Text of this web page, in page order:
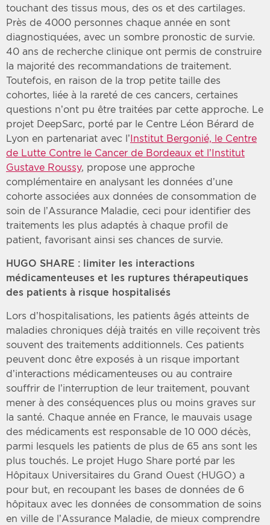
touchant des tissus mous, des os et des cartilages.
Près de 4000 personnes chaque année en sont
diagnostiquées, avec un sombre pronostic de survie.
40 ans de recherche clinique ont permis de construire
la majorité des recommandations de traitement.
Toutefois, en raison de la trop petite taille des
cohortes, liée à la rareté de ces cancers, certaines
questions n’ont pu être traitées par cette approche. Le
projet DeepSarc, porté par le Centre Léon Bérard de
Lyon en partenariat avec l’Institut Bergonié, le Centre
de Lutte Contre le Cancer de Bordeaux et l’Institut
Gustave Roussy, propose une approche
complémentaire en analysant les données d’une
cohorte associées aux données de consommation de
soin de l’Assurance Maladie, ceci pour identifier des
traitements les plus adaptés à chaque profil de
patient, favorisant ainsi ses chances de survie.
HUGO SHARE : limiter les interactions
médicamenteuses et les ruptures thérapeutiques
des patients à risque hospitalisés
Lors d’hospitalisations, les patients âgés atteints de
maladies chroniques déjà traités en ville reçoivent très
souvent des traitements additionnels. Ces patients
peuvent donc être exposés à un risque important
d’interactions médicamenteuses ou au contraire
souffrir de l’interruption de leur traitement, pouvant
mener à des conséquences plus ou moins graves sur
la santé. Chaque année en France, le mauvais usage
des médicaments est responsable de 10 000 décès,
parmi lesquels les patients de plus de 65 ans sont les
plus touchés. Le projet Hugo Share porté par les
Hôpitaux Universitaires du Grand Ouest (HUGO) a
pour but, en recoupant les bases de données de 6
hôpitaux avec les données de consommation de soins
en ville de l’Assurance Maladie, de mieux comprendre